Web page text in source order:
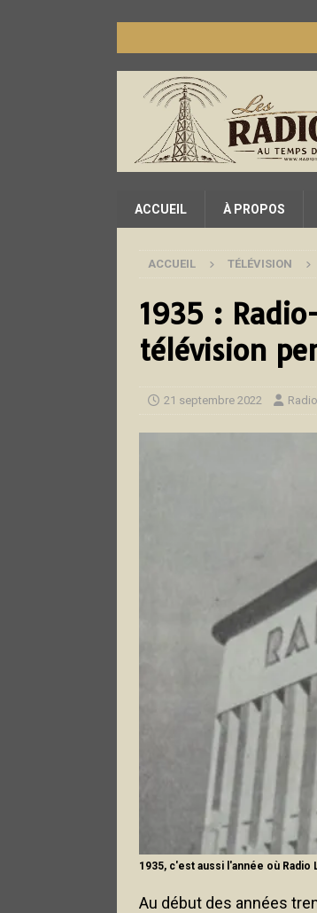
ACCUEIL À PROPOS
ACCUEIL TÉLÉVISION
1935 :
télévision
21 septembre 2022
1935, c'est aussi l'année où
Au début des années